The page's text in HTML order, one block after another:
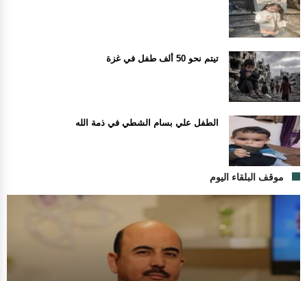
تيتم نحو 50 ألف طفل في غزة
الطفل علي بسام الشطي في ذمة الله
موقف البلقاء اليوم